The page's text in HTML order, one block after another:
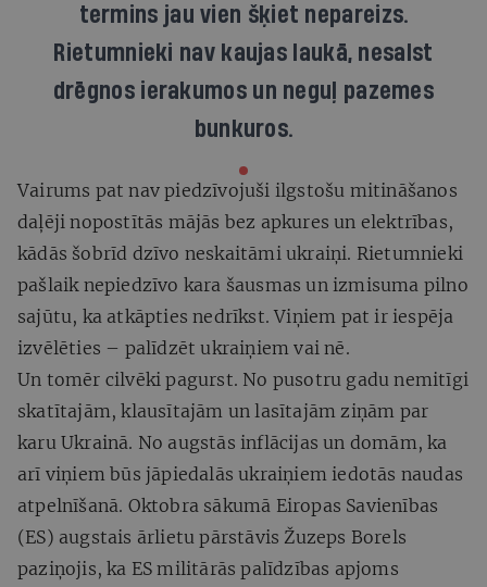
termins jau vien šķiet nepareizs.
Rietumnieki nav kaujas laukā, nesalst
drēgnos ierakumos un neguļ pazemes
bunkuros.
Vairums pat nav piedzīvojuši ilgstošu mitināšanos
daļēji nopostītās mājās bez apkures un elektrības,
kādās šobrīd dzīvo neskaitāmi ukraiņi. Rietumnieki
pašlaik nepiedzīvo kara šausmas un izmisuma pilno
sajūtu, ka atkāpties nedrīkst. Viņiem pat ir iespēja
izvēlēties – palīdzēt ukraiņiem vai nē.
Un tomēr cilvēki pagurst. No pusotru gadu nemitīgi
skatītajām, klausītajām un lasītajām ziņām par
karu Ukrainā. No augstās inflācijas un domām, ka
arī viņiem būs jāpiedalās ukraiņiem iedotās naudas
atpelnīšanā. Oktobra sākumā Eiropas Savienības
(ES) augstais ārlietu pārstāvis Žuzeps Borels
paziņojis, ka ES militārās palīdzības apjoms